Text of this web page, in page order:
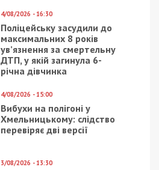
4/08/2026 - 16:30
Поліцейську засудили до
максимальних 8 років
ув’язнення за смертельну
ДТП, у якій загинула 6-
річна дівчинка
4/08/2026 - 15:00
Вибухи на полігоні у
Хмельницькому: слідство
перевіряє дві версії
3/08/2026 - 13:30